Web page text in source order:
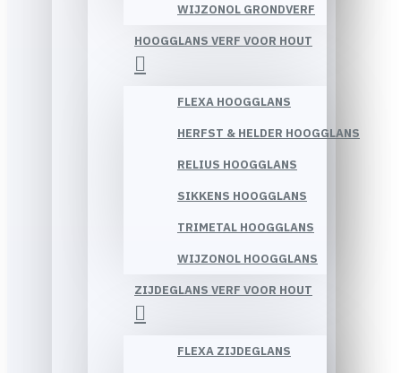
WIJZONOL GRONDVERF
HOOGGLANS VERF VOOR HOUT
FLEXA HOOGGLANS
HERFST & HELDER HOOGGLANS
RELIUS HOOGGLANS
SIKKENS HOOGGLANS
TRIMETAL HOOGGLANS
WIJZONOL HOOGGLANS
ZIJDEGLANS VERF VOOR HOUT
FLEXA ZIJDEGLANS